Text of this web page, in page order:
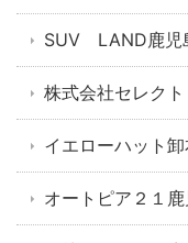
SUV LAND鹿児
株式会社セレクト
イエローハット
オートピア２１